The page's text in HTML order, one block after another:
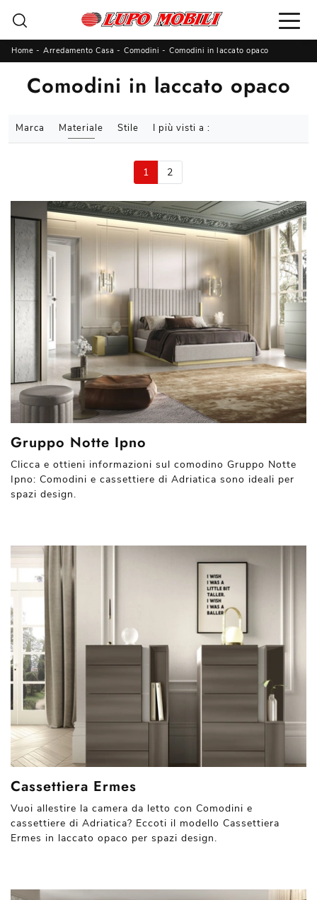
Home - Arredamento Casa - Comodini - Comodini in laccato opaco
Comodini in laccato opaco
Marca Materiale Stile I più visti a :
1 2
Gruppo Notte Ipno
Clicca e ottieni informazioni sul comodino Gruppo Notte
Ipno: Comodini e cassettiere di Adriatica sono ideali per
spazi design.
Cassettiera Ermes
Vuoi allestire la camera da letto con Comodini e
cassettiere di Adriatica? Eccoti il modello Cassettiera
Ermes in laccato opaco per spazi design.